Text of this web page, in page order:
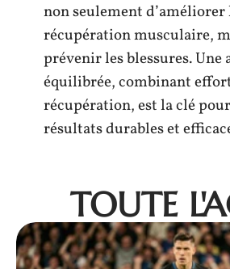
non seulement d’améliorer
récupération musculaire,
prévenir les blessures. Une
équilibrée, combinant
récupération, est la clé
résultats durables et
TOUTE